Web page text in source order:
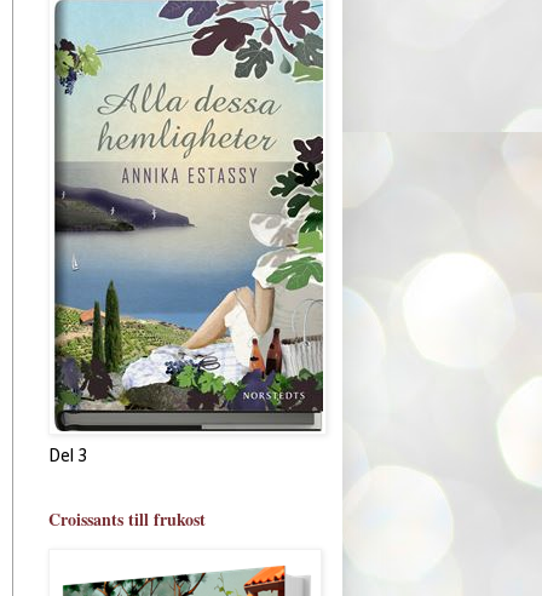
Del 3
Croissants till frukost